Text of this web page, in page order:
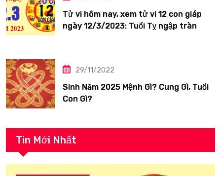
Tử vi hôm nay, xem tử vi 12 con giáp
ngày 12/3/2023: Tuổi Tỵ ngập tràn
29/11/2022
Sinh Năm 2025 Mệnh Gì? Cung Gì, Tuổi
Con Gì?
Tin Mới Nhất